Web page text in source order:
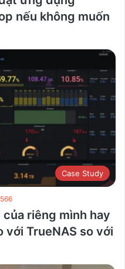
nếu không muốn
Case Study
566
riêng mình hay
với TrueNAS so với